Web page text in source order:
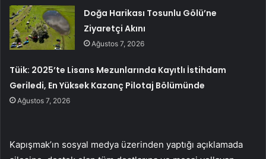
Doğa Harikası Tosunlu Gölü’ne
Ziyaretçi Akını
Ağustos 7, 2026
Tüik: 2025’te Lisans Mezunlarında Kayıtlı İstihdam
Geriledi, En Yüksek Kazanç Pilotaj Bölümünde
Ağustos 7, 2026
Kapışmak’ın sosyal medya üzerinden yaptığı açıklamada